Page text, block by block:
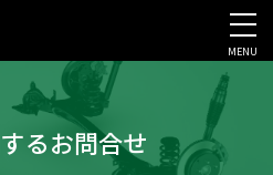
会社案内・採用・IR
MENU
るお問合せ